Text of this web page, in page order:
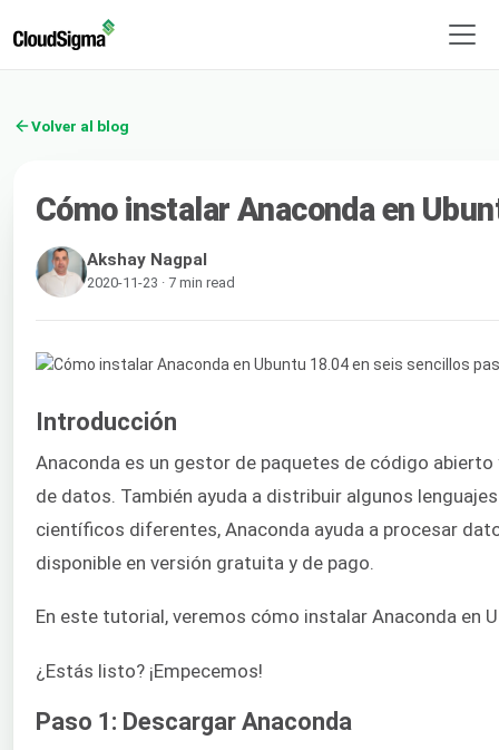
Volver al blog
Cómo instalar Anaconda en
Akshay Nagpal
2020-11-23 · 7 min read
Introducción
Anaconda es un gestor de paquetes de código
de datos. También ayuda a distribuir algunos
científicos diferentes, Anaconda ayuda a procesar
disponible en versión gratuita y de pago.
En este tutorial, veremos cómo instalar Anaconda en
¿Estás listo? ¡Empecemos!
Paso 1: Descargar Anaconda